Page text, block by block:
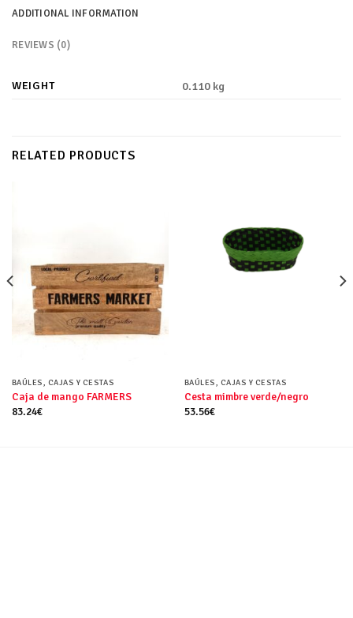
ADDITIONAL INFORMATION
REVIEWS (0)
WEIGHT 0.110 kg
RELATED PRODUCTS
BAÚLES, CAJAS Y CESTAS
Caja de mango FARMERS
83.24€
BAÚLES, CAJAS Y CESTAS
Cesta mimbre verde/negro
53.56€